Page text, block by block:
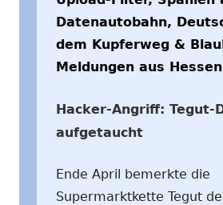
Datenautobahn,
dem Kupferweg &
Meldungen aus Hessen
Hacker-Angriff: Tegut-
aufgetaucht
Ende April bemerkte die
Supermarktkette Tegut